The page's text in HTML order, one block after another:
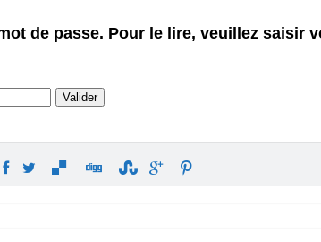
de passe. Pour le lire, veuillez saisir